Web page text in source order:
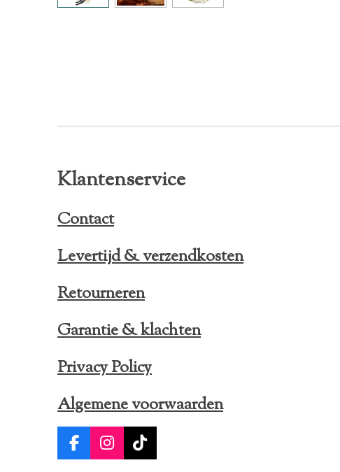
Klantenservice
Contact
Levertijd & verzendkosten
Retourneren
Garantie & klachten
Privacy Policy
Algemene voorwaarden
F
a
I
n
T
i